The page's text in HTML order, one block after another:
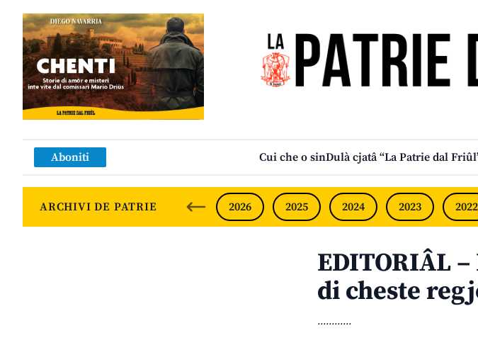
Aboniti Cui che o sinDulà cjatâ “La Patrie dal
ARCHIVI DE PATRIE 2026 2025 2024 2023 2022
EDITORIÂL
di cheste
............